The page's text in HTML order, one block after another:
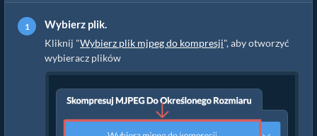
Wybierz plik.
Kliknij "Wybierz plik mjpeg do kompresji", aby otworzyć
wybieracz plików